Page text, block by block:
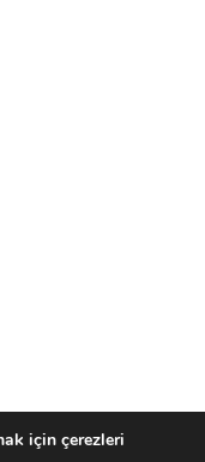
için çerezleri